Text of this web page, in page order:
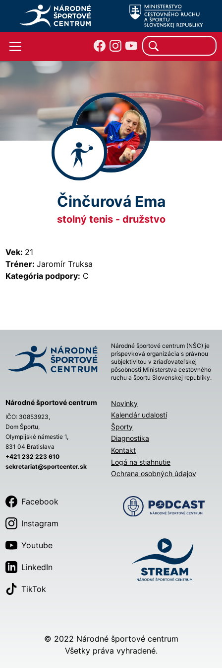
Činčurová Ema
stolný tenis - družstvo
Vek: 21
Tréner:Jaromír Truksa
Kategória podpory: C
Národné športové centrum (NŠC) je
príspevková organizácia s právnou
subjektivitou v zriaďovateľskej
pôsobnosti Ministerstva cestovného
ruchu a športu Slovenskej republiky.
Národné športové centrum
IČO: 30853923,
Dom Športu,
Olympijské námestie 1,
831 04 Bratislava
+421 232 223 610
sekretariat@sportcenter.sk
Novinky
Kalendár udalostí
Športy
Diagnostika
Kontakt
Logá na stiahnutie
Ochrana osobných údajov
Facebook
Instagram
Youtube
LinkedIn
TikTok
© 2022 Národné športové centrum
Všetky práva vyhradené.